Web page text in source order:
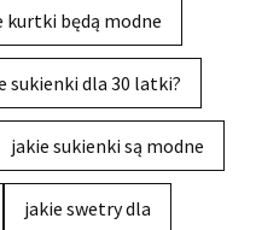
kurtki będą modne
sukienki dla 30 latki?
jakie sukienki są modne
jakie swetry dla